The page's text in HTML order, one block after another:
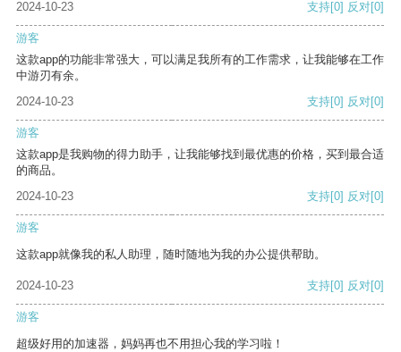
2024-10-23
支持[0] 反对[0]
游客
这款app的功能非常强大，可以满足我所有的工作需求，让我能够在工作
中游刃有余。
2024-10-23
支持[0] 反对[0]
游客
这款app是我购物的得力助手，让我能够找到最优惠的价格，买到最合适
的商品。
2024-10-23
支持[0] 反对[0]
游客
这款app就像我的私人助理，随时随地为我的办公提供帮助。
2024-10-23 支持[0] 反对[0]
游客
超级好用的加速器，妈妈再也不用担心我的学习啦！